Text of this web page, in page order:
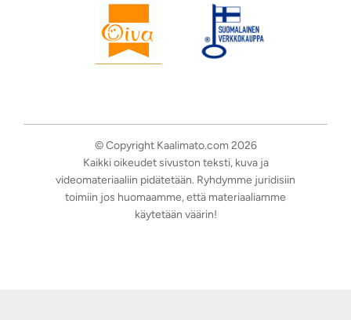
© Copyright Kaalimato.com 2026
Kaikki oikeudet sivuston teksti, kuva ja
videomateriaaliin pidätetään. Ryhdymme juridisiin
toimiin jos huomaamme, että materiaaliamme
käytetään väärin!